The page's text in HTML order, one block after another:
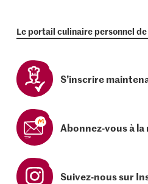
Le portail culinaire personnel
S’inscrire
Abonnez-vous à
Suivez-nous sur